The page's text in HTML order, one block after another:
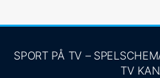
SPORT PÅ TV –
TV